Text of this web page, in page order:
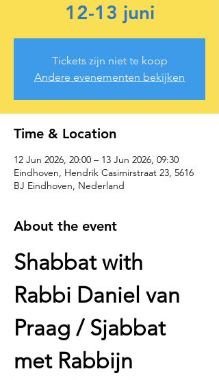
12-13 juni
Tickets zijn niet te koop
Andere evenementen bekijken
Time & Location
12 Jun 2026, 20:00 – 13 Jun 2026, 09:30
Eindhoven, Hendrik Casimirstraat 23, 5616
BJ Eindhoven, Nederland
About the event
Shabbat with
Rabbi Daniel van
Praag / Sjabbat
met Rabbijn